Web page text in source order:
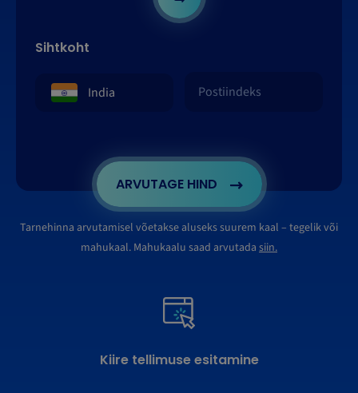
Sihtkoht
ARVUTAGE HIND
Tarnehinna arvutamisel võetakse aluseks suurem kaal – tegelik või
mahukaal. Mahukaalu saad arvutada siin.
Kiire tellimuse esitamine